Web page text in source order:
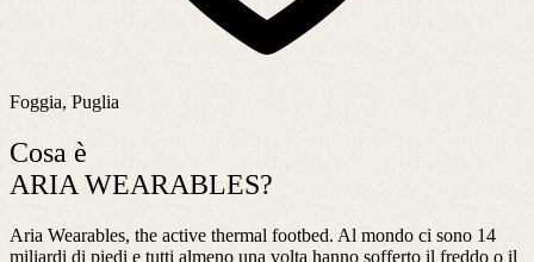
Foggia, Puglia
Cosa è
ARIA WEARABLES?
Aria Wearables, the active thermal footbed. Al mondo ci sono 14
miliardi di piedi e tutti almeno una volta hanno sofferto il freddo o il